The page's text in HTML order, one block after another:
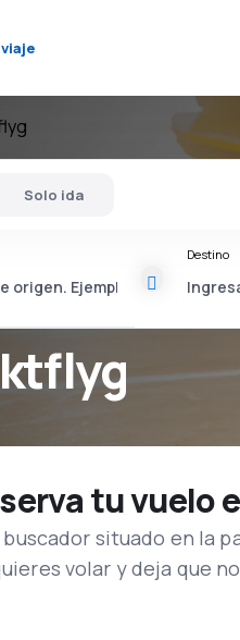
Solo ida
Destino
tu vuelo
situado en la
volar y deja que